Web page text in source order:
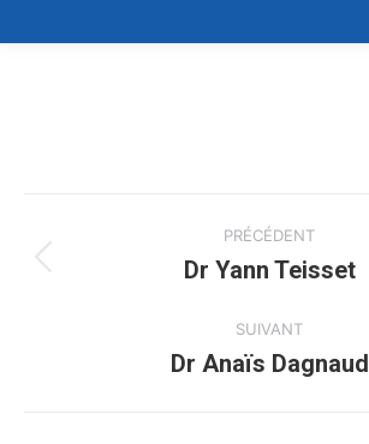
Navigation
de
commentaire
PRÉCÉDENT
Onglet
Dr Yann Teisset
SUIVANT
Projets
Dr Anaïs Dagnaud